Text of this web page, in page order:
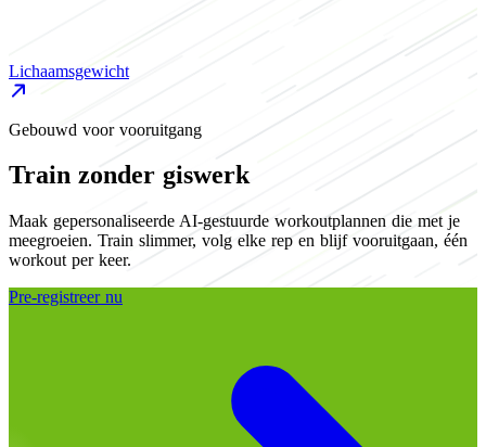
Lichaamsgewicht
Gebouwd voor vooruitgang
Train zonder giswerk
Maak gepersonaliseerde AI-gestuurde workoutplannen die met je
meegroeien. Train slimmer, volg elke rep en blijf vooruitgaan, één
workout per keer.
Pre-registreer nu